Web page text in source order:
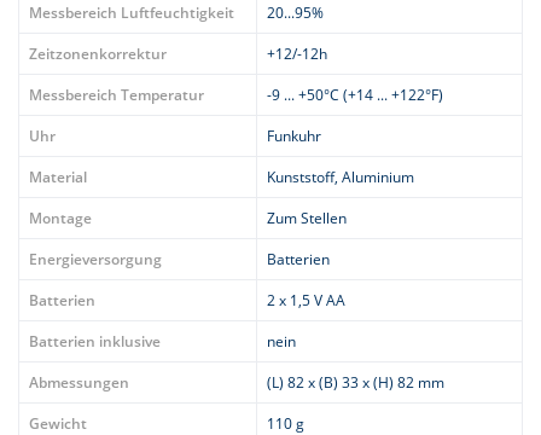
Messbereich Luftfeuchtigkeit
20...95%
Zeitzonenkorrektur
+12/-12h
Messbereich Temperatur
-9 ... +50°C (+14 ... +122°F)
Uhr
Funkuhr
Material
Kunststoff, Aluminium
Montage
Zum Stellen
Energieversorgung
Batterien
Batterien
2 x 1,5 V AA
Batterien inklusive
nein
Abmessungen
(L) 82 x (B) 33 x (H) 82 mm
Gewicht
110 g